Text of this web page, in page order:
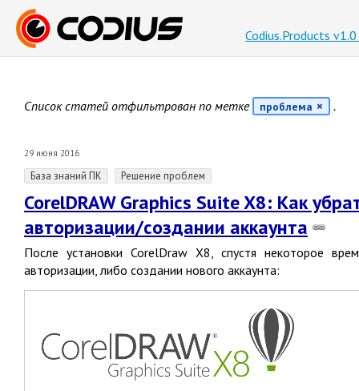
Codius.Products v1.0
Список статей отфильтрован по метке проблема .
29 июня 2016
База знаний ПК Решение проблем
CorelDRAW Graphics Suite X8: Как
авторизации/создании аккаунта
После установки CorelDraw X8, спустя некоторое
авторизации, либо создании нового аккаунта: